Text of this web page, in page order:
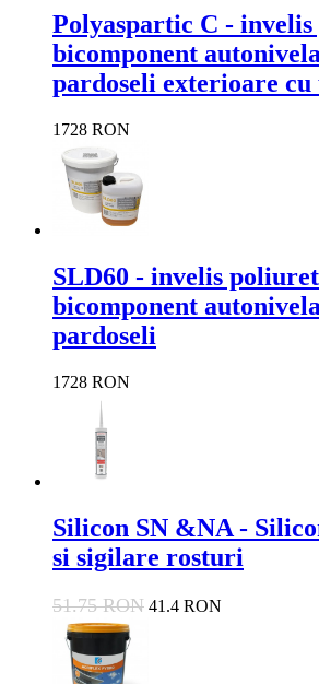
Polyaspartic C -
bicomponent
pardoseli exterioare
1728 RON
SLD60 - invelis
bicomponent
pardoseli
1728 RON
Silicon SN &NA -
si sigilare rosturi
51.75 RON 41.4 RON